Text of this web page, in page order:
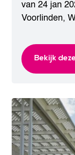
van 24 jan
Voorlinden,
Bekijk